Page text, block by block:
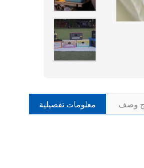
معلومات تفصيلية وصف